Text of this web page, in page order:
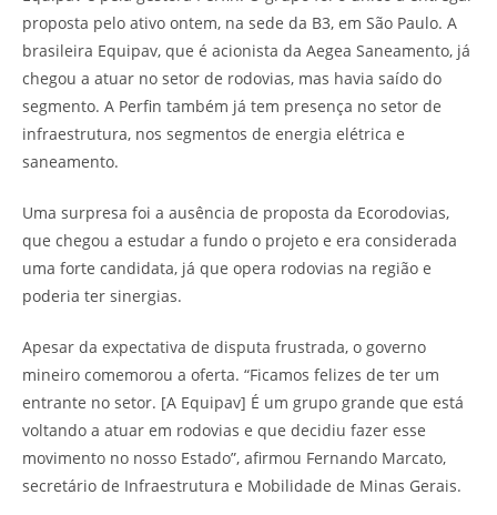
proposta pelo ativo ontem, na sede da B3, em São Paulo. A
brasileira Equipav, que é acionista da Aegea Saneamento, já
chegou a atuar no setor de rodovias, mas havia saído do
segmento. A Perfin também já tem presença no setor de
infraestrutura, nos segmentos de energia elétrica e
saneamento.
Uma surpresa foi a ausência de proposta da Ecorodovias,
que chegou a estudar a fundo o projeto e era considerada
uma forte candidata, já que opera rodovias na região e
poderia ter sinergias.
Apesar da expectativa de disputa frustrada, o governo
mineiro comemorou a oferta. “Ficamos felizes de ter um
entrante no setor. [A Equipav] É um grupo grande que está
voltando a atuar em rodovias e que decidiu fazer esse
movimento no nosso Estado”, afirmou Fernando Marcato,
secretário de Infraestrutura e Mobilidade de Minas Gerais.